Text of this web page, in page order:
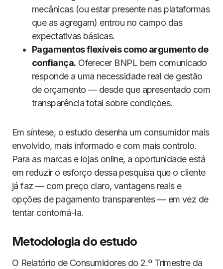
mecânicas (ou estar presente nas plataformas
que as agregam) entrou no campo das
expectativas básicas.
Pagamentos flexíveis como argumento de
confiança. Oferecer BNPL bem comunicado
responde a uma necessidade real de gestão
de orçamento — desde que apresentado com
transparência total sobre condições.
Em síntese, o estudo desenha um consumidor mais
envolvido, mais informado e com mais controlo.
Para as marcas e lojas online, a oportunidade está
em reduzir o esforço dessa pesquisa que o cliente
já faz — com preço claro, vantagens reais e
opções de pagamento transparentes — em vez de
tentar contorná-la.
Metodologia do estudo
O Relatório de Consumidores do 2.º Trimestre da